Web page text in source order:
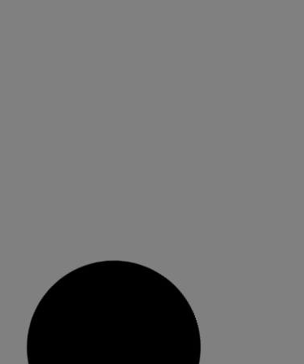
d’una denúncia arxivada
arxivada contra ALDI Reivindicacions
L’Associació Valenciana
(AVA-ASAJA) ha sol·licitat
al comissari europeu d’Agricultura i